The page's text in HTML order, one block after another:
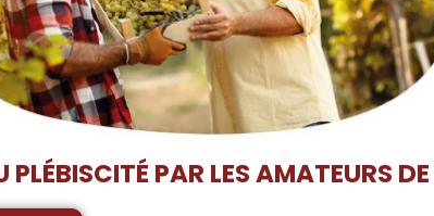
PLÉBISCITÉ PAR LES AMATEURS